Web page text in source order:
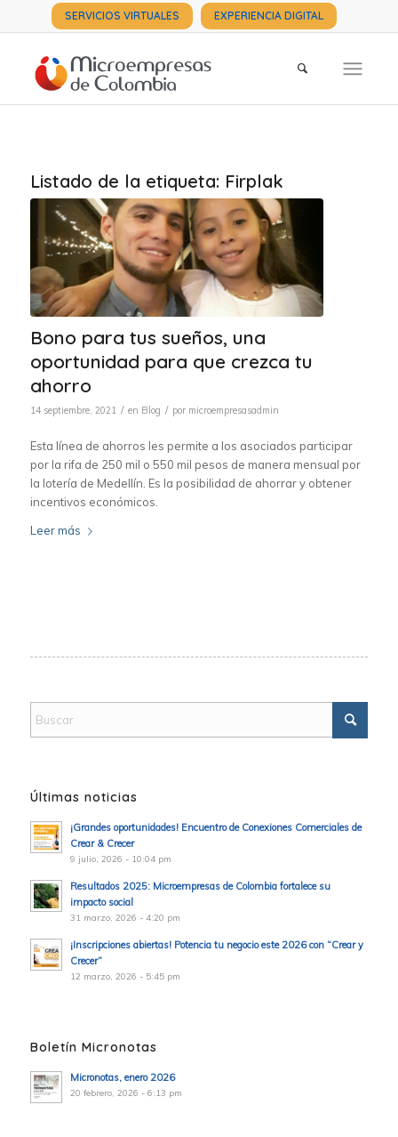
SERVICIOS VIRTUALES EXPERIENCIA DIGITAL
Listado de la etiqueta: Firplak
Bono para tus sueños, una
oportunidad para que crezca tu
ahorro
14 septiembre, 2021 / en Blog / por microempresasadmin
Esta línea de ahorros les permite a los asociados participar
por la rifa de 250 mil o 550 mil pesos de manera mensual por
la lotería de Medellín. Es la posibilidad de ahorrar y obtener
incentivos económicos.
Leer más
Últimas noticias
¡Grandes oportunidades! Encuentro de Conexiones Comerciales de
Crear & Crecer
9 julio, 2026 - 10:04 pm
Resultados 2025: Microempresas de Colombia fortalece su
impacto social
31 marzo, 2026 - 4:20 pm
¡Inscripciones abiertas! Potencia tu negocio este 2026 con “Crear y
Crecer”
12 marzo, 2026 - 5:45 pm
Boletín Micronotas
Micronotas, enero 2026
20 febrero, 2026 - 6:13 pm